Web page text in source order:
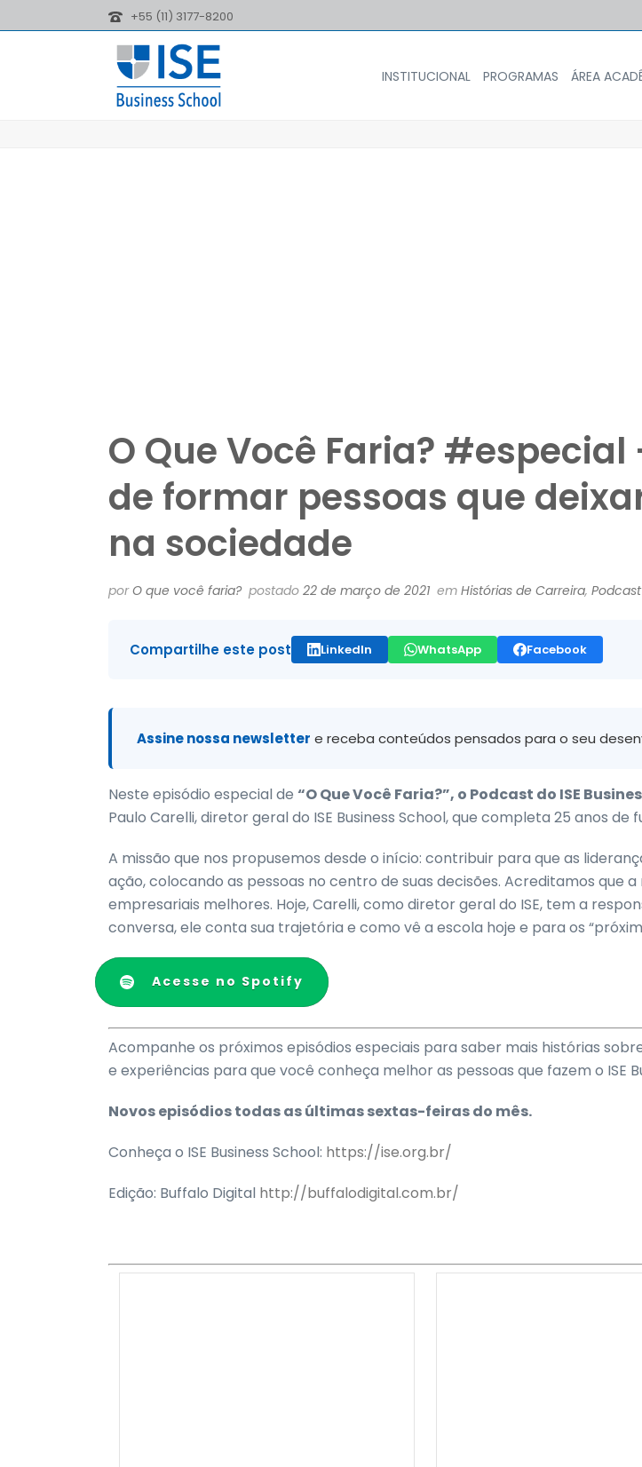
+55 (11) 3177-8200
INSTITUCIONAL PROGRAMAS ÁREA
O Que Você Faria? #especial
de formar pessoas que
na sociedade
porO que você faria? postado 22 de março de 2021 em Histórias de Carreira, Podcast
Compartilhe este post LinkedIn WhatsApp Facebook
Assine nossa newsletter e receba conteúdos pensados para o seu
Neste episódio especial de “O Que Você Faria?”, o Podcast do ISE
Paulo Carelli, diretor geral do ISE Business School, que completa 25 anos de
A missão que nos propusemos desde o início: contribuir para que as
ação, colocando as pessoas no centro de suas decisões. Acreditamos que
empresariais melhores. Hoje, Carelli, como diretor geral do ISE, tem a
conversa, ele conta sua trajetória e como vê a escola hoje e para os
Acesse no Spotify
Acompanhe os próximos episódios especiais para saber mais histórias
e experiências para que você conheça melhor as pessoas que fazem o ISE
Novos episódios todas as últimas sextas-feiras do mês.
Conheça o ISE Business School: https://ise.org.br/
Edição: Buffalo Digital http://buffalodigital.com.br/